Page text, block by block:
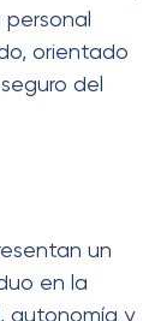
orientado
del
un
en la
autonomía y